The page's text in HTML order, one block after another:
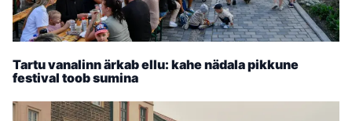
Tartu vanalinn ärkab ellu: kahe nädala pikkune
festival toob sumina